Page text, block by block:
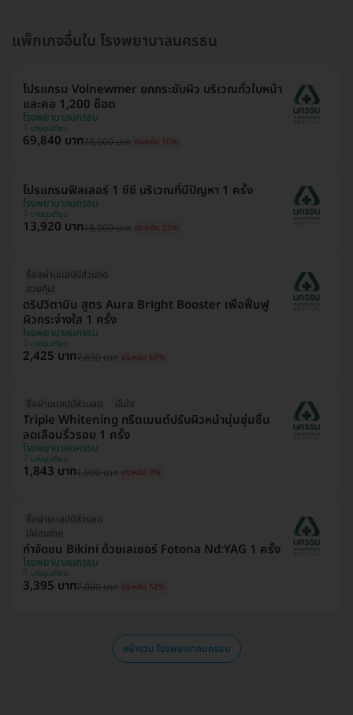
แพ็กเกจอื่นใน โรงพยาบาลนครธน
โปรแกรม Volnewmer ยกกระชับผิว บริเวณทั่วใบหน้า
และคอ 1,200 ช็อต
โรงพยาบาลนครธน
บางขุนเทียน
69,840 บาท78,000 บาท ประหยัด 10%
โปรแกรมฟิลเลอร์ 1 ซีซี บริเวณที่มีปัญหา 1 ครั้ง
โรงพยาบาลนครธน
บางขุนเทียน
13,920 บาท18,000 บาท ประหยัด 23%
ซื้ออผ่านเเอปมีส่วนลด
สวยคุ้ม!
ดริปวิตามิน สูตร Aura Bright Booster เพื่อฟื้นฟู
ผิวกระจ่างใส 1 ครั้ง
โรงพยาบาลนครธน
บางขุนเทียน
2,425 บาท7,890 บาท ประหยัด 69%
ซื้อผ่านเเอปมีส่วนลด มั่นใจ
Triple Whitening ทรีตเมนต์ปรับผิวหน้านุ่มชุ่มชื้น
ลดเลือนริ้วรอย 1 ครั้ง
โรงพยาบาลนครธน
บางขุนเทียน
1,843 บาท1,900 บาท ประหยัด 3%
ซื้อผ่านเเอปมีส่วนลด
มีผ่อนจ่าย
กำจัดขน Bikini ด้วยเลเซอร์ Fotona Nd:YAG 1 ครั้ง
โรงพยาบาลนครธน
บางขุนเทียน
3,395 บาท7,000 บาท ประหยัด 52%
หน้ารวม โรงพยาบาลนครธน